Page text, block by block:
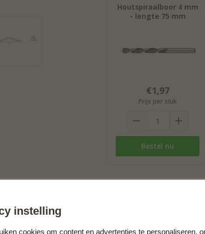
Houtspiraalboor 4 mm
- lengte 75 mm
€1,97
Prijs per stuk
Bestel nu
instelling
cookies om content en advertenties te personaliseren,